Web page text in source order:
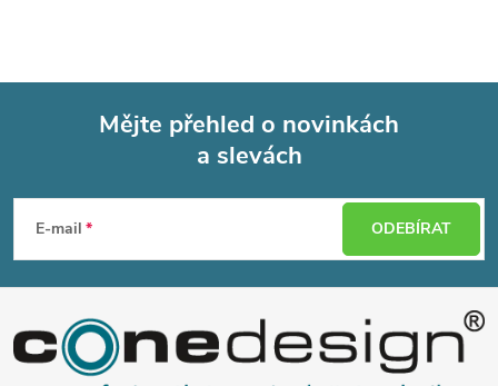
p
a
Mějte přehled o novinkách
a slevách
E-mail ODEBÍRAT